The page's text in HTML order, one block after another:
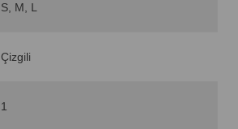
S M L
Çizgili
1